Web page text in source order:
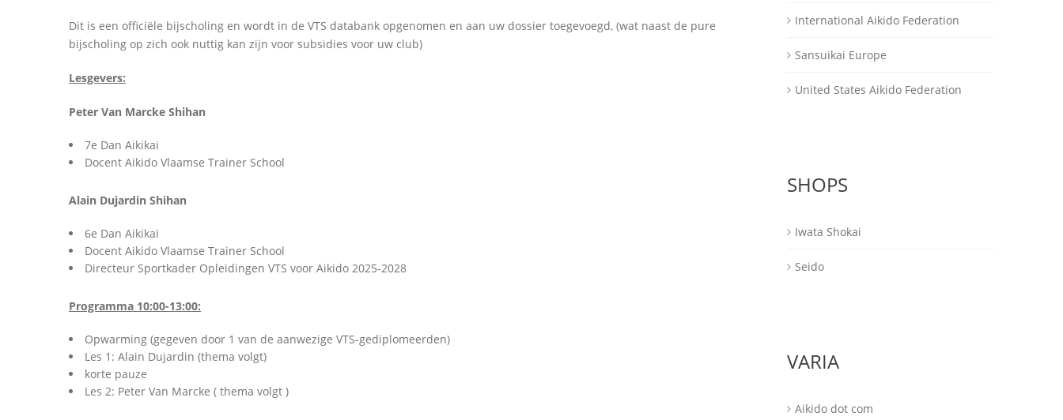
Dit is een officiële bijscholing en wordt in de VTS databank opgenomen en aan uw dossier toegevoegd, (wat naast de pure
bijscholing op zich ook nuttig kan zijn voor subsidies voor uw club)
Lesgevers:
Peter Van Marcke Shihan
7e Dan Aikikai
Docent Aikido Vlaamse Trainer School
Alain Dujardin Shihan
6e Dan Aikikai
Docent Aikido Vlaamse Trainer School
Directeur Sportkader Opleidingen VTS voor Aikido 2025-2028
Programma 10:00-13:00:
Opwarming (gegeven door 1 van de aanwezige VTS-gediplomeerden)
Les 1: Alain Dujardin (thema volgt)
korte pauze
Les 2: Peter Van Marcke ( thema volgt )
International Aikido Federation
Sansuikai Europe
United States Aikido Federation
SHOPS
Iwata Shokai
Seido
VARIA
Aikido dot com